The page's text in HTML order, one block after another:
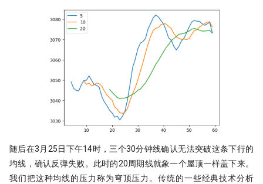
随后在3月25日下午14时，三个30分钟线确认无法突破这条下行的
均线，确认反弹失败。此时的20周期线就象一个屋顶一样盖下来。
我们把这种均线的压力称为穹顶压力。传统的一些经典技术分析